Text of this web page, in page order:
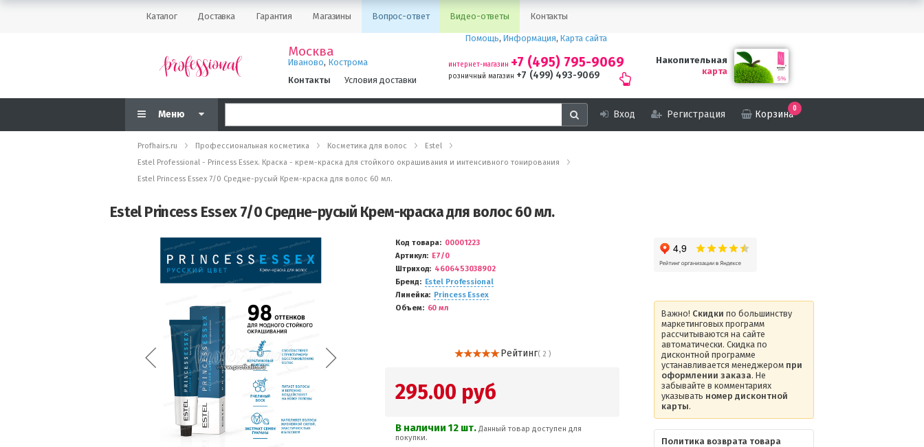
Каталог Доставка Гарантия Магазины Вопрос-ответ Видео-ответы Контакты
Москва
Иваново, Кострома
Контакты
Условия доставки
Помощь, Информация, Карта сайта
интернет-магазин +7 (495) 795-9069
розничный магазин +7 (499) 493-9069
Накопительная
карта
Меню Вход Регистрация Корзина
0
Profhairs.ru Профессиональная косметика Косметика для волос
Estel
Estel Professional - Princess Essex. Краска - крем-краска для стойкого окрашивания и интенсивного тонирования
Estel Princess Essex 7/0 Средне-русый Крем-краска для волос 60 мл.
Estel Princess Essex 7/0 Средне-русый Крем-краска для волос 60 мл.
Код товара
00001223
Артикул
E7/0
Штриход
4606453038902
Бренд
Estel Professional
Линейка
Princess Essex
Объем
60 мл
Рейтинг( 2 )
295.00 руб
В наличии 12 шт.Данный товар доступен для
покупки.
Важно! Скидки по большинству
маркетинговых программ
рассчитываются на сайте
автоматически. Скидка по
дисконтной программе
устанавливается менеджером при
оформлении заказа. Не
забывайте в комментариях
указывать номер дисконтной
карты.
Политика возврата товара